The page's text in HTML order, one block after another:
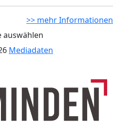
>> mehr Informationen
auswählen
Mediadaten